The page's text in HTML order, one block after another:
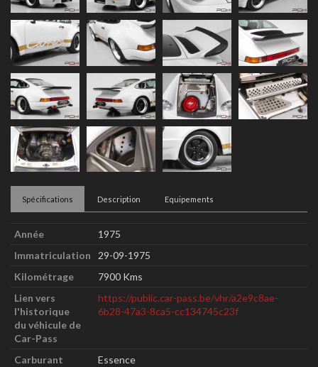
Spécifications Description Equipements
Année
1975
Immatriculation
29-09-1975
Kilométrage
7900 Kms
Lien vers
l'historique
du véhicule de
Car-Pass
https://public.car-pass.be/vhr/a2e9c8ae-
6b28-47a3-8ca5-cc134745c23f
Carburant
Essence